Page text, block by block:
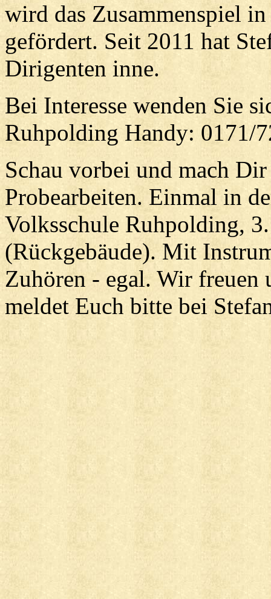
wird das Zusammenspiel
gefördert. Seit 2011 hat
Dirigenten inne.
Bei Interesse wenden Sie
Ruhpolding Handy: 0171/
Schau vorbei und mach
Probearbeiten. Einmal in
Volksschule Ruhpolding,
(Rückgebäude). Mit
Zuhören - egal. Wir freuen
meldet Euch bitte bei